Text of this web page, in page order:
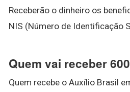
Receberão o dinheiro os
NIS (Número de Identificação
Quem vai receber
Quem recebe o Auxílio Brasil